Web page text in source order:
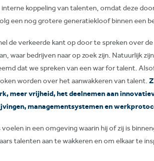
koppeling van talenten, omdat deze
een nog grotere generatiekloof binnen een
de verkeerde kant op door te spreken over
waar bedrijven naar op zoek zijn. Natuurlijk
dat we spreken van een war for talent.
worden over het aanwakkeren van talent.
meer vrijheid, het deelnemen aan
managementsystemen en
in een omgeving waarin hij of zij is
talenten aan te wakkeren en om elkaar te